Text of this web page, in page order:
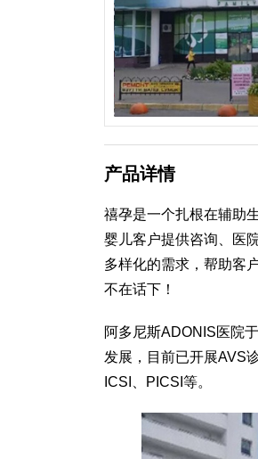
产品详情
禧孕是一个扎根在辅助
婴儿客户提供咨询、医
多样化的需求，帮助客
不在话下！
阿多尼斯ADONIS医院
发展，目前已开展AVS
ICSI、PICSI等。